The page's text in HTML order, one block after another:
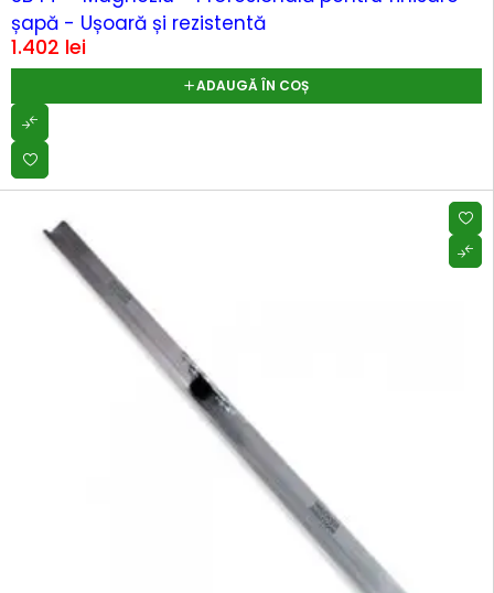
șapă - Ușoară și rezistentă
1.402 lei
ADAUGĂ ÎN COȘ